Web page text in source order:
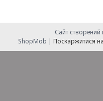
Сайт створений
ShopMob | Поскаржитися